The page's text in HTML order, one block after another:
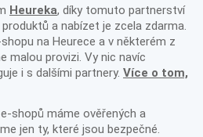
Heureka, díky tomuto partnerství
a nabízet je zcela zdarma.
na Heurece a v některém z
malou provizi. Vy nic navíc
i s dalšími partnery. Více o tom,
shopů máme ověřených a
jen ty, které jsou bezpečné.